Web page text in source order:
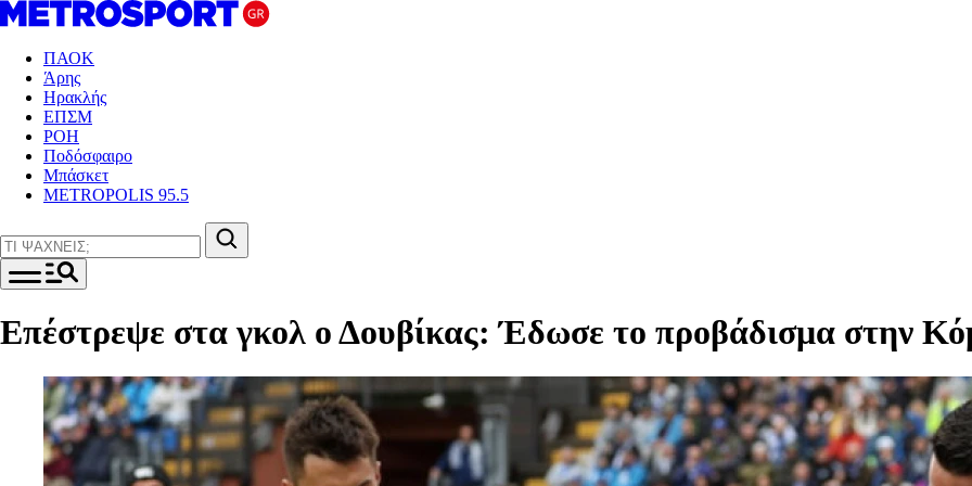
ΠΑΟΚ
Άρης
Ηρακλής
ΕΠΣΜ
ΡΟΗ
Ποδόσφαιρο
Μπάσκετ
METROPOLIS 95.5
Επέστρεψε στα γκολ ο Δουβίκας: Έδωσε το προβάδισμα στην